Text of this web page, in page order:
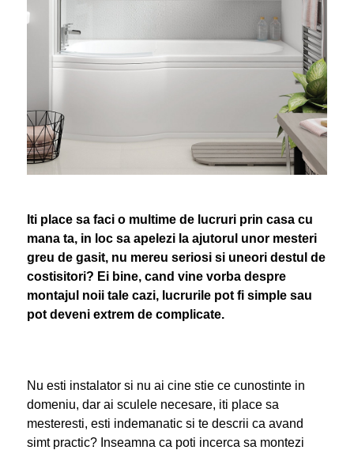
Iti place sa faci o multime de lucruri prin casa cu
mana ta, in loc sa apelezi la ajutorul unor mesteri
greu de gasit, nu mereu seriosi si uneori destul de
costisitori? Ei bine, cand vine vorba despre
montajul noii tale cazi, lucrurile pot fi simple sau
pot deveni extrem de complicate.
Nu esti instalator si nu ai cine stie ce cunostinte in
domeniu, dar ai sculele necesare, iti place sa
mesteresti, esti indemanatic si te descrii ca avand
simt practic? Inseamna ca poti incerca sa montezi